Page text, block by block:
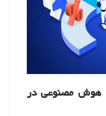
هوش مصنوعی در